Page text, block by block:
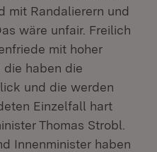
mit Randalierern und
wäre unfair. Freilich
mit hoher
haben die
und die werden
Einzelfall hart
Thomas Strobl.
Innenminister haben